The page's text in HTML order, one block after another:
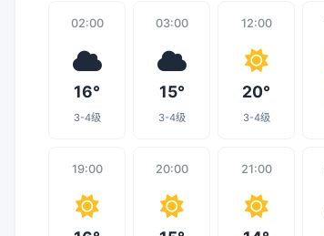
02:00
16°
3-4级
03:00
15°
3-4级
12:00
20°
3-4级
19:00 20:00 21:00